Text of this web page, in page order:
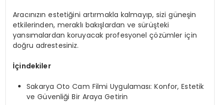
Aracınızın estetiğini artırmakla kalmayıp, sizi güneşin
etkilerinden, meraklı bakışlardan ve sürüşteki
yansımalardan koruyacak profesyonel çözümler için
doğru adrestesiniz.
İçindekiler
Sakarya Oto Cam Filmi Uygulaması: Konfor, Estetik
ve Güvenliği Bir Araya Getirin